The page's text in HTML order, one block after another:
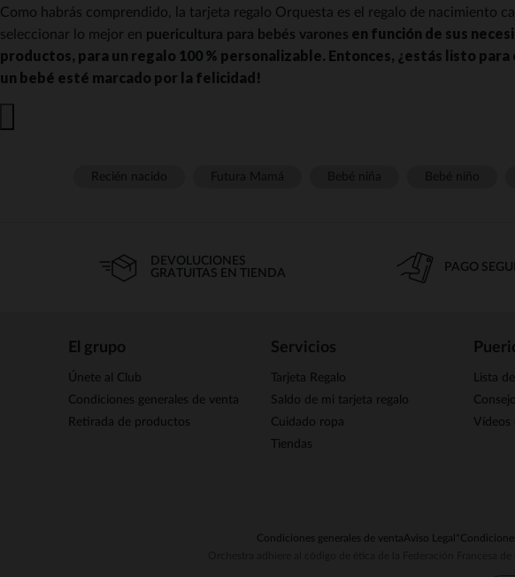
Como habrás comprendido, la tarjeta regalo Orquesta es el regalo de nacimiento
seleccionar lo mejor en puericultura para bebés varones en función de sus
productos, para un regalo 100 % personalizable. Entonces, ¿estás listo
un bebé esté marcado por la felicidad!
DEVOLUCIONES
GRATUITAS EN TIENDA
PAGO
El grupo
Únete al Club
Condiciones generales de venta
Retirada de productos
Servicios
Tarjeta Regalo
Saldo de mi tarjeta regalo
Cuidado ropa
Tiendas
Lista
Vídeos
Condiciones generales de ventaAviso Legal